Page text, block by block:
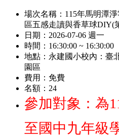
場次名稱： 115年馬明潭
區五感走讀與香草球DIY(
日期： 2026-07-06 週一
時間： 16:30:00 ~ 16:30:00
地點： 永建國小校內：臺
園區
費用： 免費
名額： 24
參加對象：為
至國中九年級